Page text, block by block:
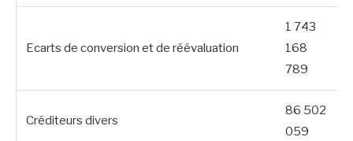
Ecarts de conversion et de réévaluation
1 743
168
789
Créditeurs divers
86 502
059